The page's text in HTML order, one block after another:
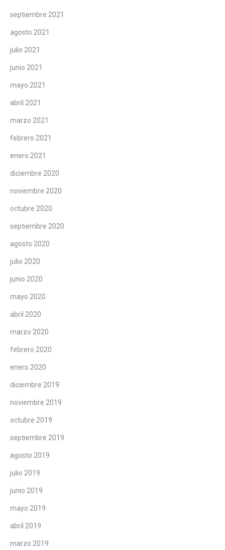
septiembre 2021
agosto 2021
julio 2021
junio 2021
mayo 2021
abril 2021
marzo 2021
febrero 2021
enero 2021
diciembre 2020
noviembre 2020
octubre 2020
septiembre 2020
agosto 2020
julio 2020
junio 2020
mayo 2020
abril 2020
marzo 2020
febrero 2020
enero 2020
diciembre 2019
noviembre 2019
octubre 2019
septiembre 2019
agosto 2019
julio 2019
junio 2019
mayo 2019
abril 2019
marzo 2019